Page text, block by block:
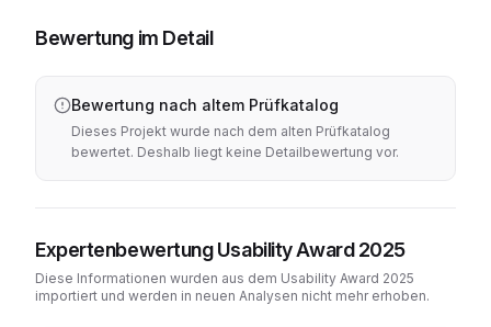
Bewertung im Detail
Bewertung nach altem Prüfkatalog
Dieses Projekt wurde nach dem alten Prüfkatalog
bewertet. Deshalb liegt keine Detailbewertung vor.
Expertenbewertung Usability Award 2025
Diese Informationen wurden aus dem Usability Award 2025
importiert und werden in neuen Analysen nicht mehr erhoben.